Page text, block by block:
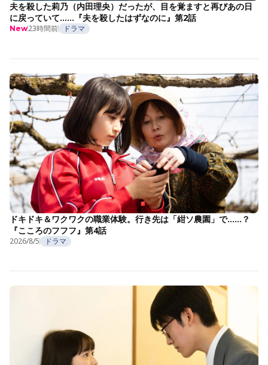
夫を殺した莉乃（内田理央）だったが、目を覚ますと再びあの日
に戻っていて……『夫を殺したはずなのに』第2話
New23時間前 ドラマ
ドキドキ＆ワクワクの職業体験。行き先は「紺ソ農園」で……？
『こころのフフフ』第4話
2026/8/5 ドラマ